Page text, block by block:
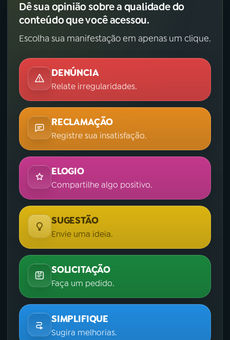
Dê sua opinião sobre a qualidade do
conteúdo que você acessou.
Escolha sua manifestação em apenas um clique.
DENÚNCIA
Relate irregularidades.
RECLAMAÇÃO
Registre sua insatisfação.
ELOGIO
Compartilhe algo positivo.
SUGESTÃO
Envie uma ideia.
SOLICITAÇÃO
Faça um pedido.
SIMPLIFIQUE
Sugira melhorias.